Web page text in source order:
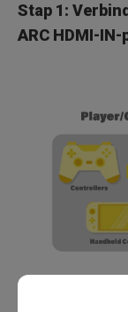
Stap 1:
ARC HDMI-